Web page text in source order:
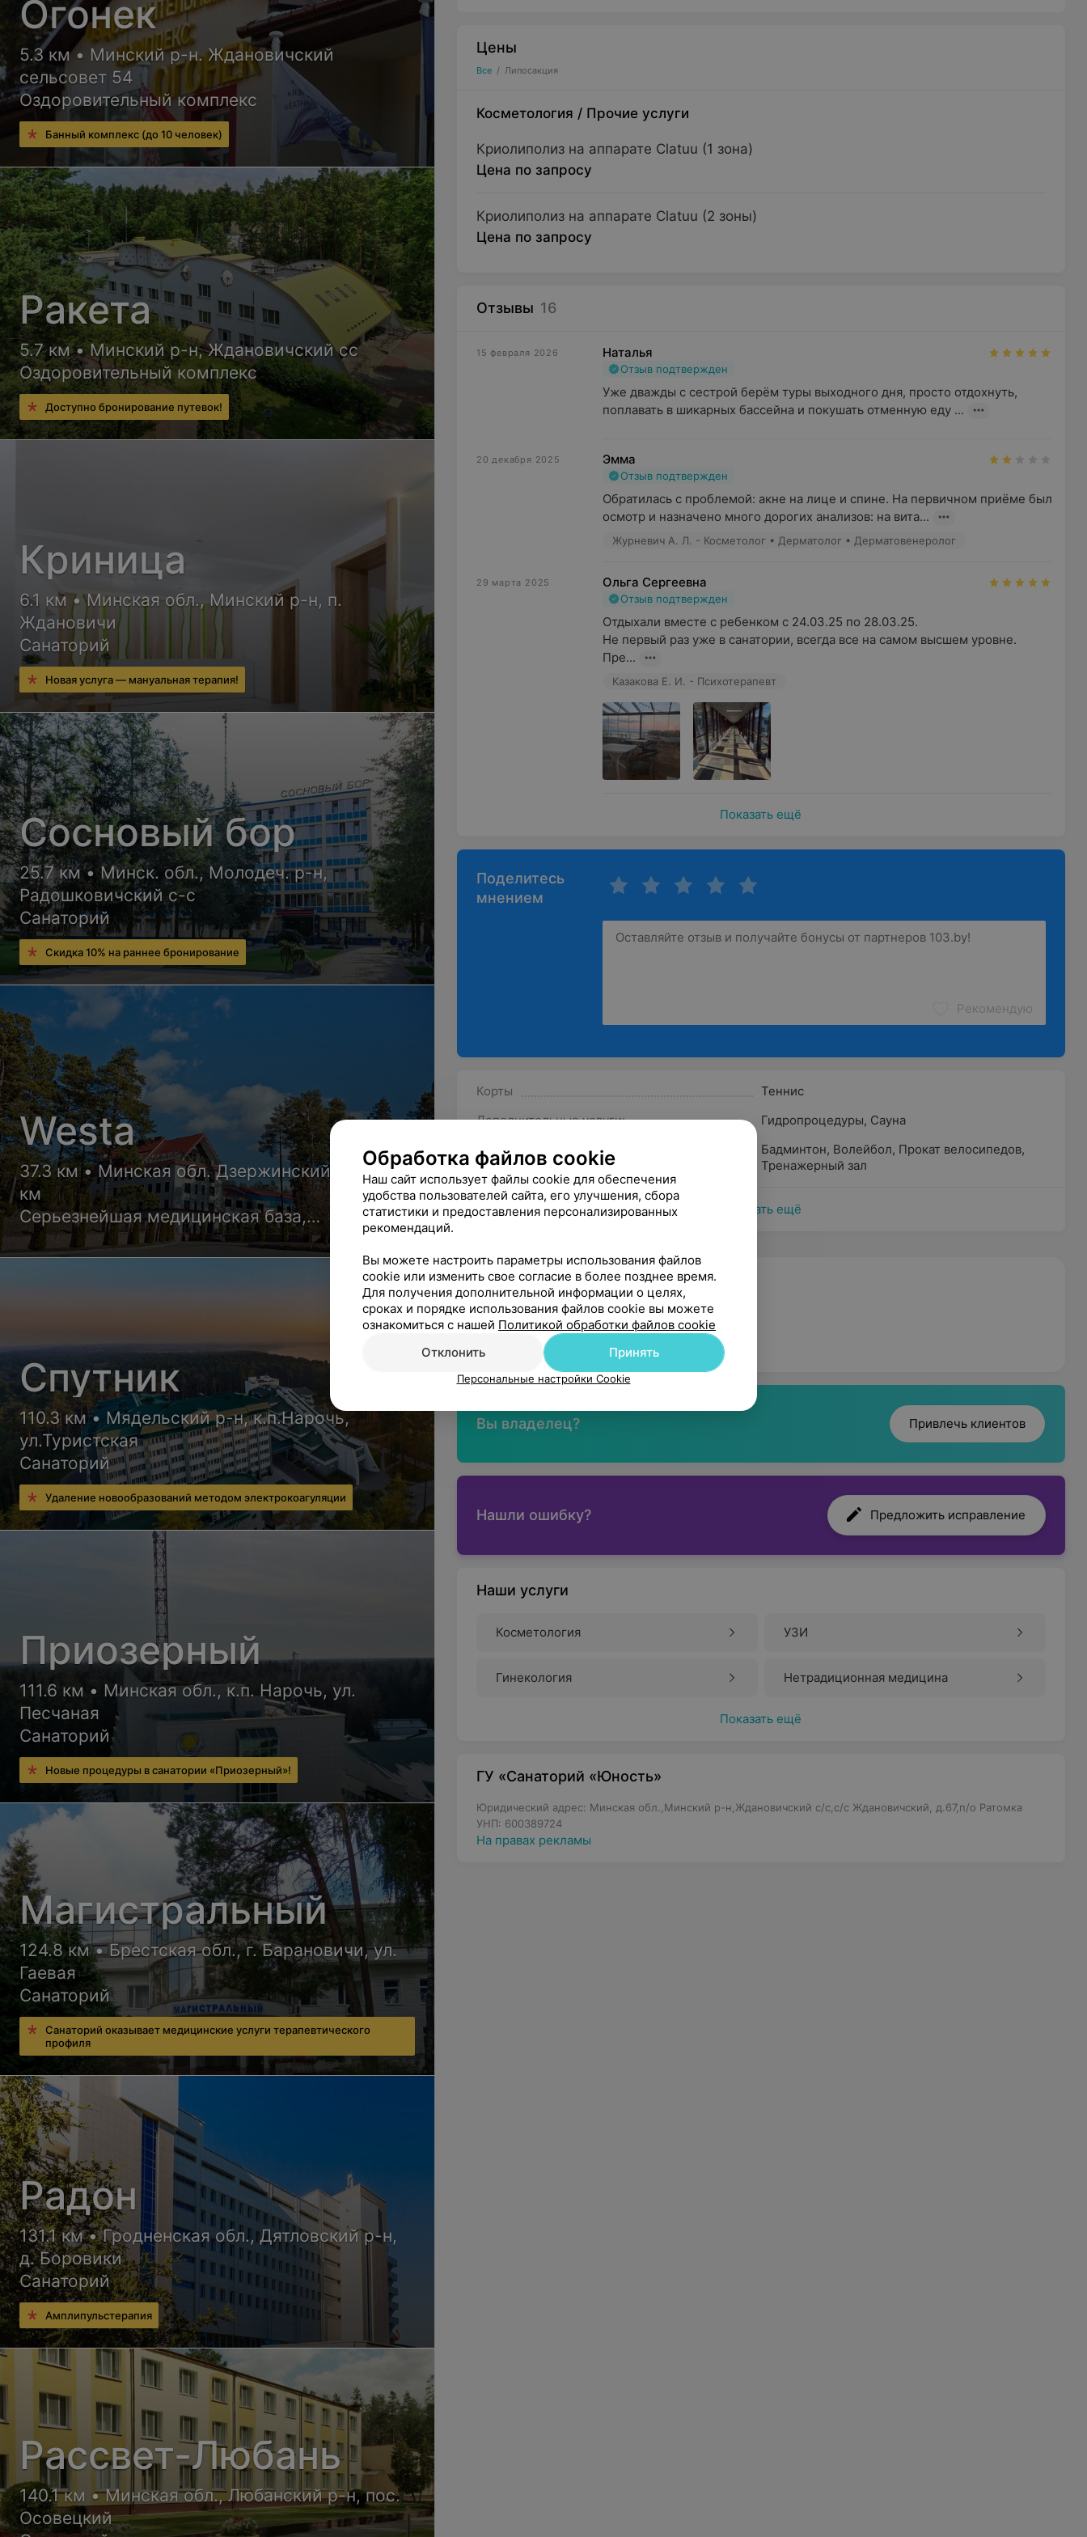
Цены
Все / Липосакция
Косметология / Прочие услуги
Криолиполиз на аппарате Clatuu (1 зона)
Цена по запросу
Криолиполиз на аппарате Clatuu (2 зоны)
Цена по запросу
Отзывы 16
15 февраля 2026 Наталья
Отзыв подтвержден
Уже дважды с сестрой берём туры выходного дня, просто отдохнуть,
поплавать в шикарных бассейна и покушать отменную еду ...
20 декабря 2025 Эмма
Отзыв подтвержден
Обратилась с проблемой: акне на лице и спине. На первичном приёме был
осмотр и назначено много дорогих анализов: на вита...
Журневич А. Л. - Косметолог • Дерматолог • Дерматовенеролог
29 марта 2025 Ольга Сергеевна
Отзыв подтвержден
Отдыхали вместе с ребенком с 24.03.25 по 28.03.25.
Не первый раз уже в санатории, всегда все на самом высшем уровне.
Пре...
Казакова Е. И. - Психотерапевт
Показать ещё
Поделитесь
мнением
Рекомендую
Корты
Теннис
Дополнительные услуги:
Гидропроцедуры, Сауна
Спорт и активный отдых
Бадминтон, Волейбол, Прокат велосипедов,
Тренажерный зал
Показать ещё
Минская обл., Минский р-н, Ждановичский
сельсовет, 67
Ждановичский с/с, 67
КРУГЛОСУТОЧНО
Вы владелец? Привлечь клиентов
Нашли ошибку? Предложить исправление
Наши услуги
Косметология УЗИ
Гинекология Нетрадиционная медицина
Показать ещё
ГУ «Санаторий «Юность»
Юридический адрес: Минская обл.,Минский р-н,Ждановичский с/с,с/с Ждановичский, д.67,п/о Ратомка
УНП: 600389724
На правах рекламы
Огонек
5.3 км • Минский р-н. Ждановичский
сельсовет 54
Оздоровительный комплекс
Банный комплекс (до 10 человек)
Ракета
5.7 км • Минский р-н, Ждановичский сс
Оздоровительный комплекс
Доступно бронирование путевок!
Криница
6.1 км • Минская обл., Минский р-н, п.
Ждановичи
Санаторий
Новая услуга — мануальная терапия!
Сосновый бор
25.7 км • Минск. обл., Молодеч. р-н,
Радошковичский c-с
Санаторий
Скидка 10% на раннее бронирование
Westa
37.3 км • Минская обл. Дзержинский р-н 319
км
Серьезнейшая медицинская база,
квалифицированные врачи и уютные номера
корпусов санатория обеспечат Вам
Спутник
110.3 км • Мядельский р-н, к.п.Нарочь,
ул.Туристская
Санаторий
Удаление новообразований методом электрокоагуляции
Приозерный
111.6 км • Минская обл., к.п. Нарочь, ул.
Песчаная
Санаторий
Новые процедуры в санатории «Приозерный»!
Магистральный
124.8 км • Брестская обл., г. Барановичи, ул.
Гаевая
Санаторий
Санаторий оказывает медицинские услуги терапевтического
профиля
Радон
131.1 км • Гродненская обл., Дятловский р-н,
д. Боровики
Санаторий
Амплипульстерапия
Рассвет-Любань
140.1 км • Минская обл., Любанский р-н, пос.
Осовецкий
Обработка файлов cookie
Наш сайт использует файлы cookie для обеспечения
удобства пользователей сайта, его улучшения, сбора
статистики и предоставления персонализированных
рекомендаций.
Вы можете настроить параметры использования файлов
cookie или изменить свое согласие в более позднее время.
Для получения дополнительной информации о целях,
сроках и порядке использования файлов cookie вы можете
ознакомиться с нашей Политикой обработки файлов cookie
Отклонить
Принять
Персональные настройки Cookie